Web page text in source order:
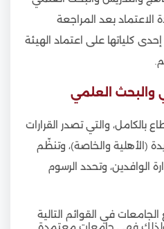
الاعتماد بعد المراجعة
كلياتها على اعتماد الهيئة
بالكامل، والتي تصدر القرارات
(الأهلية والخاصة)، وتنظّم
الوافدين، وتحدد الرسوم
في القوائم التالية